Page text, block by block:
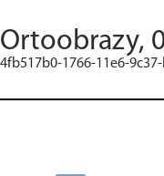
Ortoobrazy,
4fb517b0-1766-11e6-